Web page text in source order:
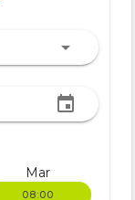
Mar
08:00